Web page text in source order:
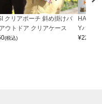
クリアポーチ 斜め掛けバ
ウトドア クリアケース
(税込)
Yバッグ
¥22,000